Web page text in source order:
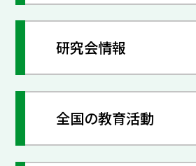
研究会情報
全国の教育活動